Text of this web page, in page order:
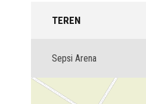
TEREN
Sepsi Arena